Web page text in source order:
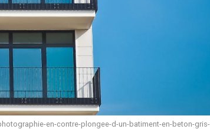
en-contre-plongee-d-un-batiment-en-beton-